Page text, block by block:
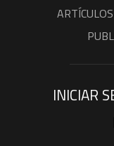
INICIAR